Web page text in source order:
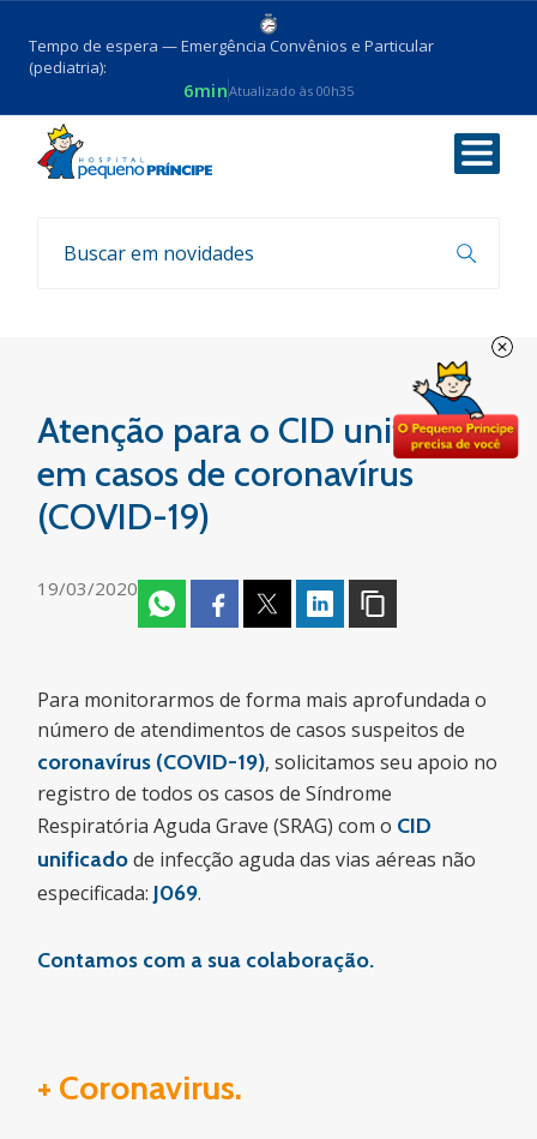
Tempo de espera — Emergência Convênios e Particular
(pediatria):
6minAtualizado às 00h35
Voltar
Coronavirus
Atenção para o CID unificado
em casos de coronavírus
(COVID-19)
19/03/2020
Para monitorarmos de forma mais aprofundada o
número de atendimentos de casos suspeitos de
coronavírus (COVID-19), solicitamos seu apoio no
registro de todos os casos de Síndrome
Respiratória Aguda Grave (SRAG) com o CID
unificadode infecção aguda das vias aéreas não
especificada: J069.
Contamos com a sua colaboração.
+ Coronavirus.